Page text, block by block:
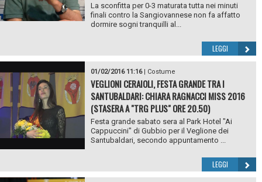
La sconfitta per 0-3 maturata tutta nei minuti
finali contro la Sangiovannese non fa affatto
dormire sogni tranquilli al...
LEGGI
01/02/2016 11:16| Costume
VEGLIONI CERAIOLI, FESTA GRANDE TRA I
SANTUBALDARI: CHIARA RAGNACCI MISS 2016
(STASERA A "TRG PLUS" ORE 20.50)
Festa grande sabato sera al Park Hotel "Ai
Cappuccini" di Gubbio per il Veglione dei
Santubaldari, secondo appuntamento ...
LEGGI